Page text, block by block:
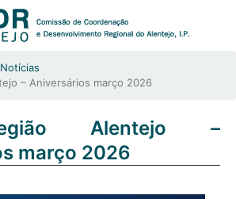
Notícias
– Aniversários março 2026
Alentejo –
março 2026